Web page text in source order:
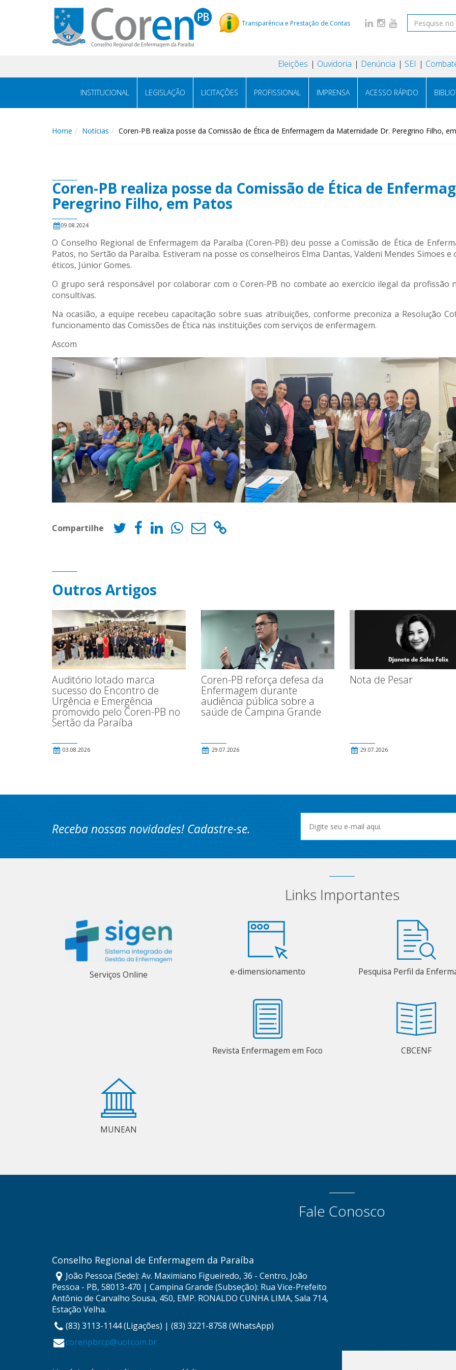
Transparência e Prestação de Contas
Eleições Ouvidoria Denúncia SEI
INSTITUCIONAL LEGISLAÇÃO LICITAÇÕES PROFISSIONAL IMPRENSA ACESSO RÁPIDO
Home Notícias Coren-PB realiza posse da Comissão de Ética de Enfermagem da Maternidade Dr. Peregrino Filho,
Coren-PB realiza posse da Comissão de Ética de
Peregrino Filho, em Patos
09.08.2024
O Conselho Regional de Enfermagem da Paraíba (Coren-PB) deu posse a Comissão de Ética de
Patos, no Sertão da Paraíba. Estiveram na posse os conselheiros Elma Dantas, Valdeni Mendes Simoes
éticos, Júnior Gomes.
O grupo será responsável por colaborar com o Coren-PB no combate ao exercício ilegal da profissão
consultivas.
Na ocasião, a equipe recebeu capacitação sobre suas atribuições, conforme preconiza a Resolução
funcionamento das Comissões de Ética nas instituições com serviços de enfermagem.
Ascom
Compartilhe
Outros Artigos
Auditório lotado marca
sucesso do Encontro de
Urgência e Emergência
promovido pelo Coren-PB no
Sertão da Paraíba
03.08.2026
Coren-PB reforça defesa da
Enfermagem durante
audiência pública sobre a
saúde de Campina Grande
29.07.2026
Nota de Pesar
29.07.2026
Receba nossas novidades! Cadastre-se.
Links Importantes
Serviços Online e-dimensionamento Pesquisa Perfil da
Revista Enfermagem em Foco CBCENF
MUNEAN
Fale Conosco
Conselho Regional de Enfermagem da Paraíba
João Pessoa (Sede): Av. Maximiano Figueiredo, 36 - Centro, João
Pessoa - PB, 58013-470 | Campina Grande (Subseção): Rua Vice-Prefeito
Antônio de Carvalho Sousa, 450, EMP. RONALDO CUNHA LIMA, Sala 714,
Estação Velha.
(83) 3113-1144 (Ligações) | (83) 3221-8758 (WhatsApp)
corenpbrcp@uol.com.br